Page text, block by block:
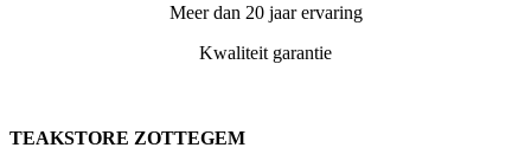
Meer dan 20 jaar ervaring
Kwaliteit garantie
TEAKSTORE ZOTTEGEM